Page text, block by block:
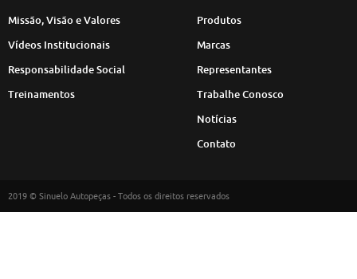
Missão, Visão e Valores
Vídeos Institucionais
Responsabilidade Social
Treinamentos
Produtos
Marcas
Representantes
Trabalhe Conosco
Notícias
Contato
2019 © Sinuelo Autopeças - Todos os direitos reservados